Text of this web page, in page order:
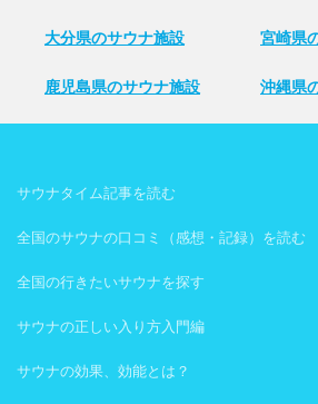
大分県のサウナ施設 宮崎県
鹿児島県のサウナ施設 沖縄県
サウナタイム記事を読む
全国のサウナの口コミ（感想・記録）を読む
全国の行きたいサウナを探す
サウナの正しい入り方入門編
サウナの効果、効能とは？